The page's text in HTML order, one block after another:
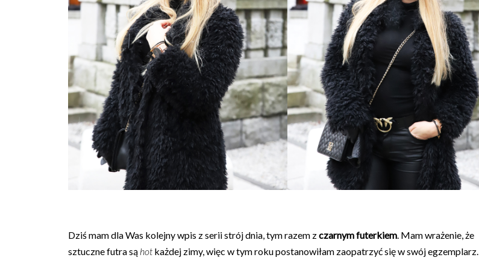
Dziś mam dla Was kolejny wpis z serii strój dnia, tym razem zczarnym futerkiem. Mam wrażenie, że
sztuczne futra są hot każdej zimy, więc w tym roku postanowiłam zaopatrzyć się w swój egzemplarz.